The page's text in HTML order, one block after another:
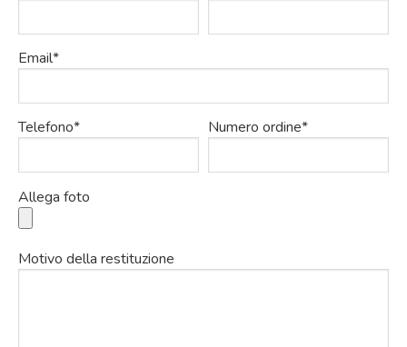
Email*
Telefono* Numero ordine*
Allega foto
Motivo della restituzione